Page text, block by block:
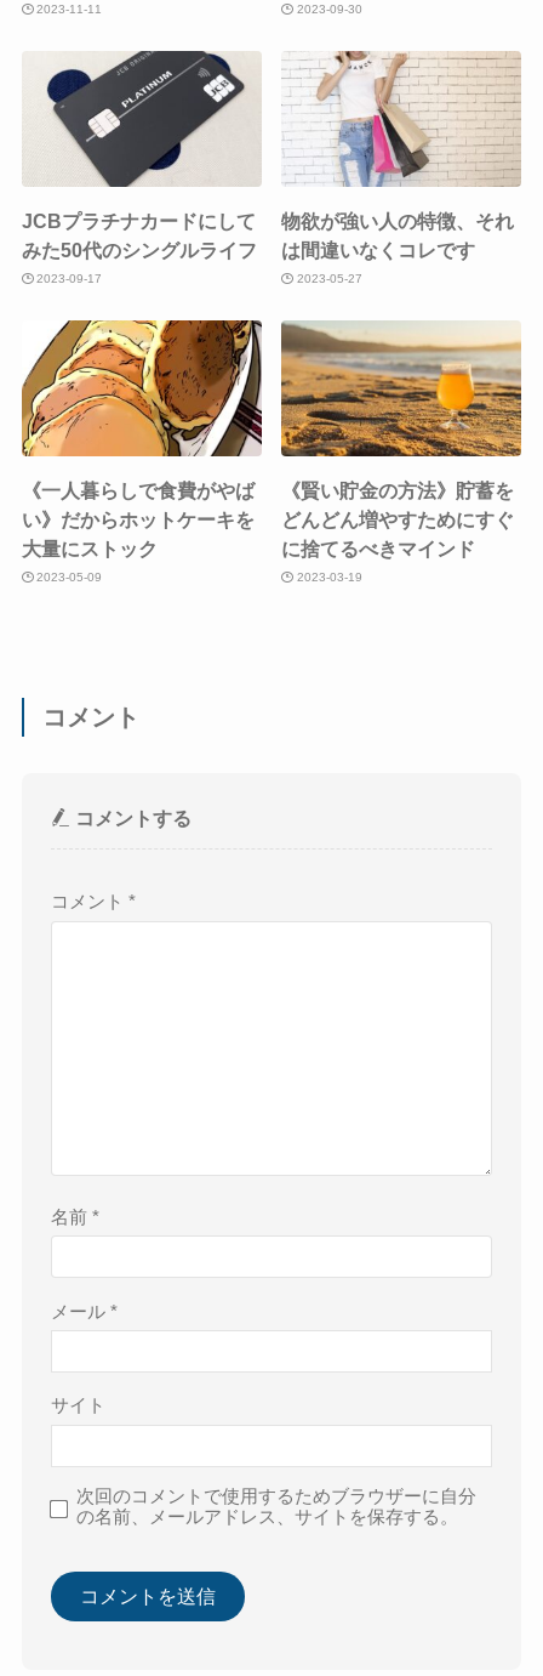
2023-11-11 2023-09-30
JCBプラチナカードにして
みた50代のシングルライフ
2023-09-17
物欲が強い人の特徴、それ
は間違いなくコレです
2023-05-27
《一人暮らしで食費がやば
い》だからホットケーキを
大量にストック
2023-05-09
《賢い貯金の方法》貯蓄を
どんどん増やすためにすぐ
に捨てるべきマインド
2023-03-19
コメント
コメントする
コメント*
名前*
メール*
サイト
次回のコメントで使用するためブラウザーに自分
の名前、メールアドレス、サイトを保存する。